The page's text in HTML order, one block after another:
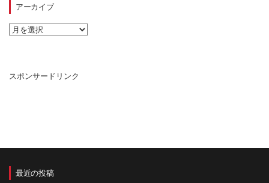
ー
アーカイブ
ア
ー
スポンサードリンク
最近の投稿